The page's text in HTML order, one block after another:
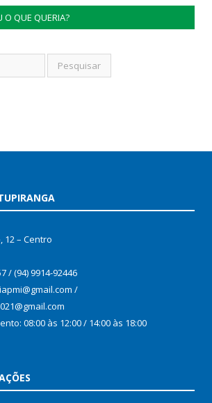
O QUE QUERIA?
12 – Centro
/ (94) 9914-92446
/
08:00 às 12:00 / 14:00 às 18:00